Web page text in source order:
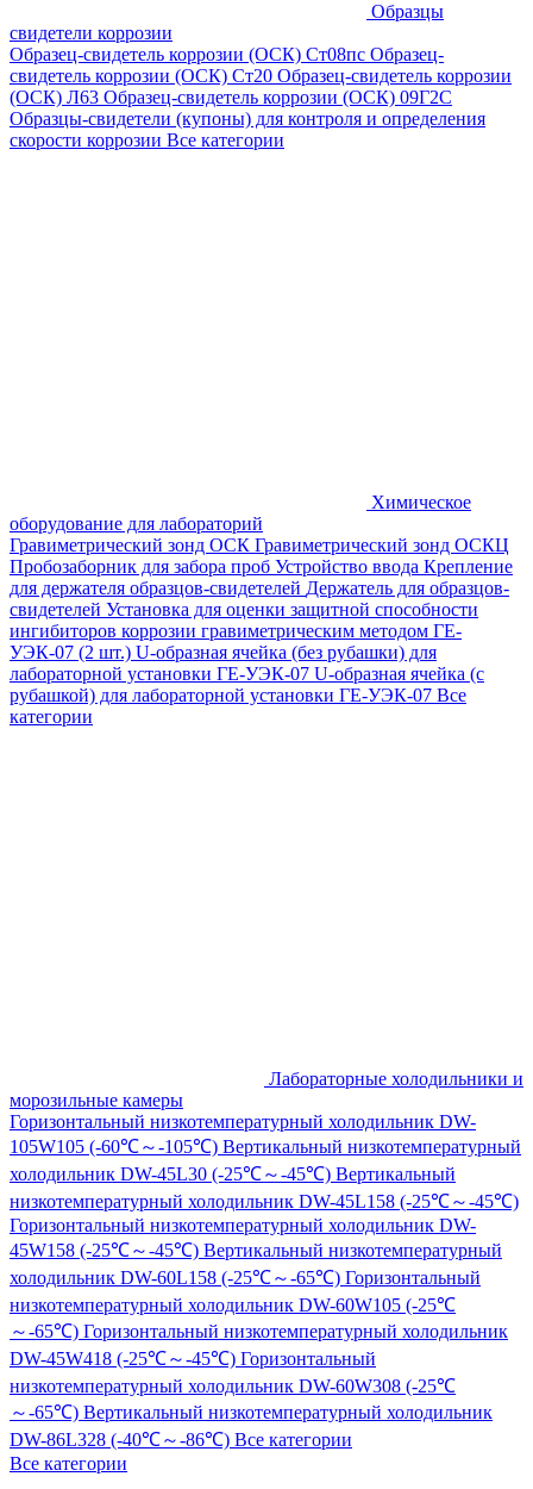
Образцы
свидетели коррозии
Образец-свидетель коррозии (ОСК) Ст08пс Образец-
свидетель коррозии (ОСК) Ст20 Образец-свидетель коррозии
(ОСК) Л63 Образец-свидетель коррозии (ОСК) 09Г2С
Образцы-свидетели (купоны) для контроля и определения
скорости коррозии Все категории
Химическое
оборудование для лабораторий
Гравиметрический зонд ОСК Гравиметрический зонд ОСКЦ
Пробозаборник для забора проб Устройство ввода Крепление
для держателя образцов-свидетелей Держатель для образцов-
свидетелей Установка для оценки защитной способности
ингибиторов коррозии гравиметрическим методом ГЕ-
УЭК-07 (2 шт.) U-образная ячейка (без рубашки) для
лабораторной установки ГЕ-УЭК-07 U-образная ячейка (с
рубашкой) для лабораторной установки ГЕ-УЭК-07 Все
категории
Лабораторные холодильники и
морозильные камеры
Горизонтальный низкотемпературный холодильник DW-
105W105 (-60℃～-105℃) Вертикальный низкотемпературный
холодильник DW-45L30 (-25℃～-45℃) Вертикальный
низкотемпературный холодильник DW-45L158 (-25℃～-45℃)
Горизонтальный низкотемпературный холодильник DW-
45W158 (-25℃～-45℃) Вертикальный низкотемпературный
холодильник DW-60L158 (-25℃～-65℃) Горизонтальный
низкотемпературный холодильник DW-60W105 (-25℃
～-65℃) Горизонтальный низкотемпературный холодильник
DW-45W418 (-25℃～-45℃) Горизонтальный
низкотемпературный холодильник DW-60W308 (-25℃
～-65℃) Вертикальный низкотемпературный холодильник
DW-86L328 (-40℃～-86℃) Все категории
Все категории